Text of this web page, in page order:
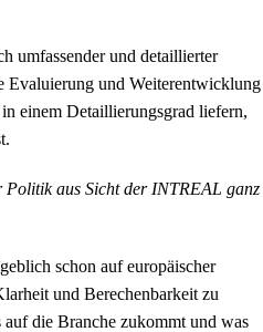
umfassender und detaillierter
Evaluierung und Weiterentwicklung
einem Detaillierungsgrad liefern,
Politik aus Sicht der INTREAL ganz
schon auf europäischer
und Berechenbarkeit zu
die Branche zukommt und was